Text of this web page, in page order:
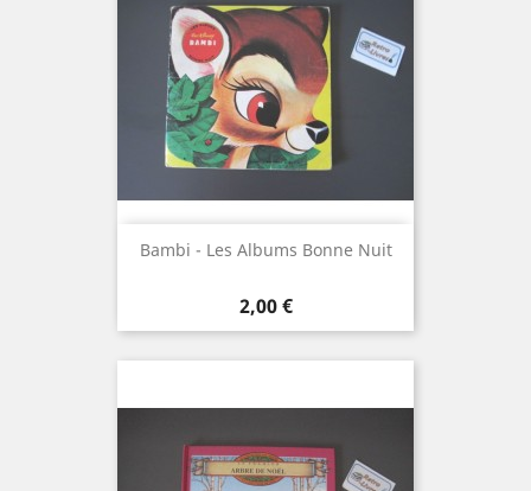
Bambi - Les Albums Bonne Nuit
Prix
2,00 €